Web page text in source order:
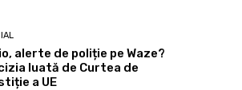
alerte de poliție pe Waze?
luată de Curtea de
a UE